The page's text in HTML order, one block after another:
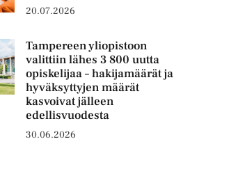
20.07.2026
Tampereen yliopistoon
valittiin lähes 3 800 uutta
opiskelijaa – hakijamäärät ja
hyväksyttyjen määrät
kasvoivat jälleen
edellisvuodesta
30.06.2026